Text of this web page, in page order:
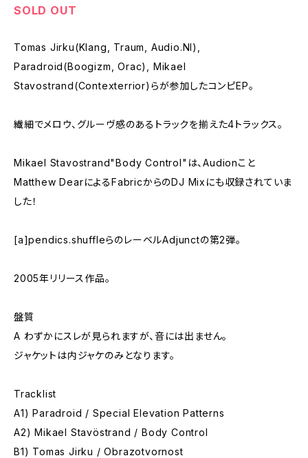
SOLD OUT
Tomas Jirku(Klang, Traum, Audio.Nl),
Paradroid(Boogizm, Orac), Mikael
Stavostrand(Contexterrior)らが参加したコンピEP。
繊細でメロウ、グルーヴ感のあるトラックを揃えた4トラックス。
Mikael Stavostrand"Body Control"は、Audionこと
Matthew DearによるFabricからのDJ Mixにも収録されていま
した！
[a]pendics.shuffleらのレーベルAdjunctの第2弾。
2005年リリース作品。
盤質
A わずかにスレが見られますが、音には出ません。
ジャケットは内ジャケのみとなります。
Tracklist
A1) Paradroid / Special Elevation Patterns
A2) Mikael Stavöstrand / Body Control
B1) Tomas Jirku / Obrazotvornost